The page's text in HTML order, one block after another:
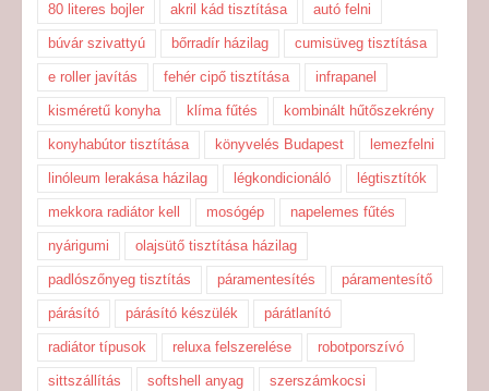
80 literes bojler akril kád tisztítása autó felni
búvár szivattyú bőrradír házilag cumisüveg tisztítása
e roller javítás fehér cipő tisztítása infrapanel
kisméretű konyha klíma fűtés kombinált hűtőszekrény
konyhabútor tisztítása könyvelés Budapest lemezfelni
linóleum lerakása házilag légkondicionáló légtisztítók
mekkora radiátor kell mosógép napelemes fűtés
nyárigumi olajsütő tisztítása házilag
padlószőnyeg tisztítás páramentesítés páramentesítő
párásító párásító készülék párátlanító
radiátor típusok reluxa felszerelése robotporszívó
sittszállítás softshell anyag szerszámkocsi